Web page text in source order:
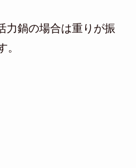
力鍋の場合は重りが振
。